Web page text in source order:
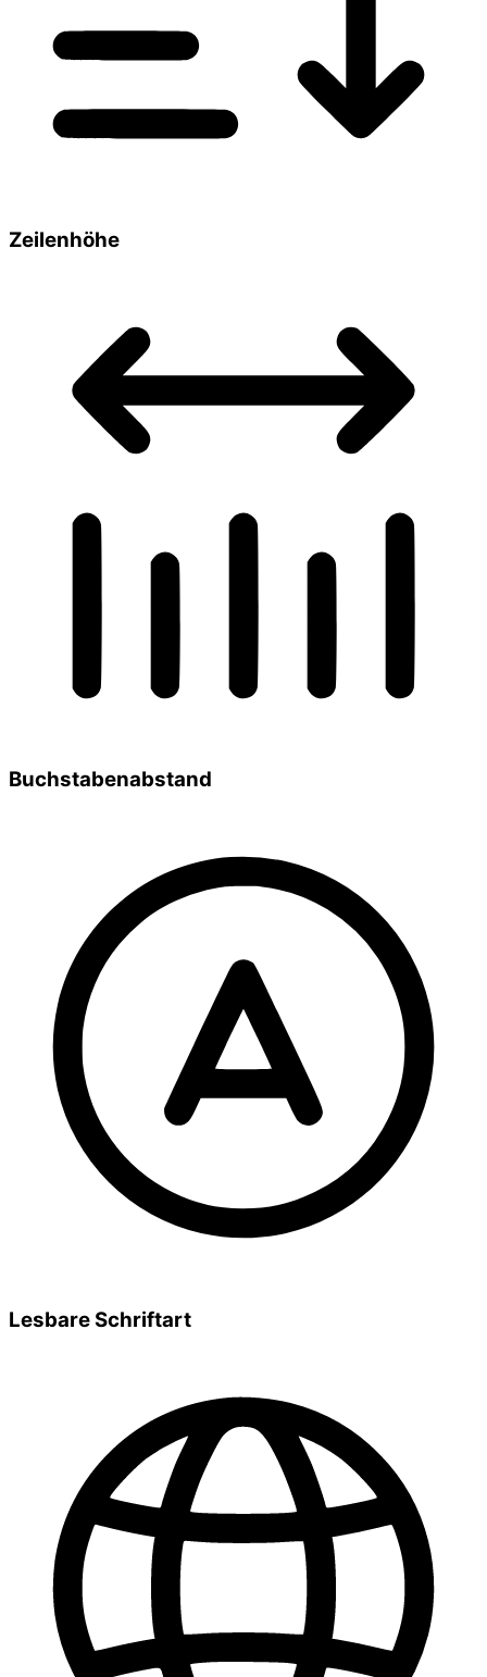
Zeilenhöhe
Buchstabenabstand
Lesbare Schriftart